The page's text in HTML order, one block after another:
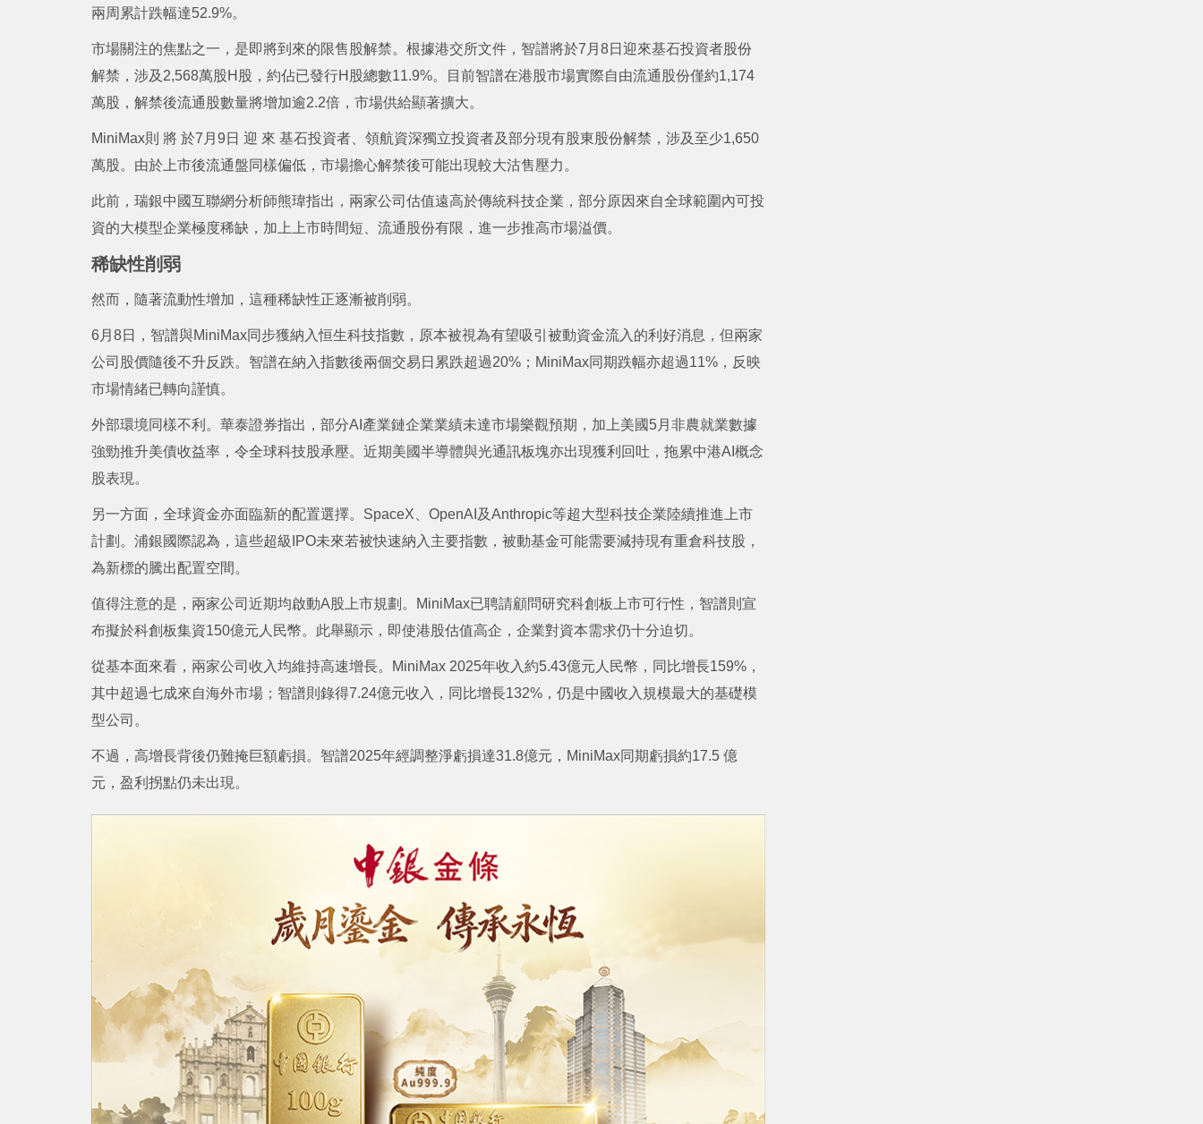
兩周累計跌幅達52.9%。
市場關注的焦點之一，是即將到來的限售股解禁。根據港交所文件，智譜將於7月8日迎來基石投資者股份
解禁，涉及2,568萬股H股，約佔已發行H股總數11.9%。目前智譜在港股市場實際自由流通股份僅約1,174
萬股，解禁後流通股數量將增加逾2.2倍，市場供給顯著擴大。
MiniMax則 將 於7月9日 迎 來 基石投資者、領航資深獨立投資者及部分現有股東股份解禁，涉及至少1,650
萬股。由於上市後流通盤同樣偏低，市場擔心解禁後可能出現較大沽售壓力。
此前，瑞銀中國互聯網分析師熊瑋指出，兩家公司估值遠高於傳統科技企業，部分原因來自全球範圍內可投
資的大模型企業極度稀缺，加上上市時間短、流通股份有限，進一步推高市場溢價。
稀缺性削弱
然而，隨著流動性增加，這種稀缺性正逐漸被削弱。
6月8日，智譜與MiniMax同步獲納入恒生科技指數，原本被視為有望吸引被動資金流入的利好消息，但兩家
公司股價隨後不升反跌。智譜在納入指數後兩個交易日累跌超過20%；MiniMax同期跌幅亦超過11%，反映
市場情緒已轉向謹慎。
外部環境同樣不利。華泰證券指出，部分AI產業鏈企業業績未達市場樂觀預期，加上美國5月非農就業數據
強勁推升美債收益率，令全球科技股承壓。近期美國半導體與光通訊板塊亦出現獲利回吐，拖累中港AI概念
股表現。
另一方面，全球資金亦面臨新的配置選擇。SpaceX、OpenAI及Anthropic等超大型科技企業陸續推進上市
計劃。浦銀國際認為，這些超級IPO未來若被快速納入主要指數，被動基金可能需要減持現有重倉科技股，
為新標的騰出配置空間。
值得注意的是，兩家公司近期均啟動A股上市規劃。MiniMax已聘請顧問研究科創板上市可行性，智譜則宣
布擬於科創板集資150億元人民幣。此舉顯示，即使港股估值高企，企業對資本需求仍十分迫切。
從基本面來看，兩家公司收入均維持高速增長。MiniMax 2025年收入約5.43億元人民幣，同比增長159%，
其中超過七成來自海外市場；智譜則錄得7.24億元收入，同比增長132%，仍是中國收入規模最大的基礎模
型公司。
不過，高增長背後仍難掩巨額虧損。智譜2025年經調整淨虧損達31.8億元，MiniMax同期虧損約17.5 億
元，盈利拐點仍未出現。